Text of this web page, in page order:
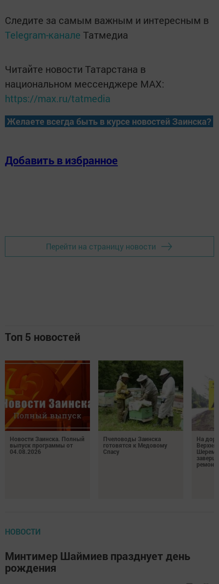
Следите за самым важным и интересным в
Telegram-канале Татмедиа
Читайте новости Татарстана в
национальном мессенджере MАХ:
https://max.ru/tatmedia
Желаете всегда быть в курсе новостей Заинска?
Добавить в избранное
Перейти на страницу новости
Топ 5 новостей
Новости Заинска. Полный
выпуск программы от
04.08.2026
Пчеловоды Заинска
готовятся к Медовому
Спасу
На
ремонт
НОВОСТИ
Минтимер Шаймиев празднует день
рождения